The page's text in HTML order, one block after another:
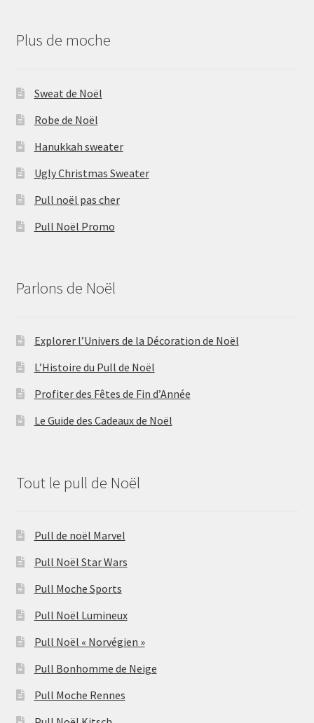
Plus de moche
Sweat de Noël
Robe de Noël
Hanukkah sweater
Ugly Christmas Sweater
Pull noël pas cher
Pull Noël Promo
Parlons de Noël
Explorer l’Univers de la Décoration de Noël
L’Histoire du Pull de Noël
Profiter des Fêtes de Fin d’Année
Le Guide des Cadeaux de Noël
Tout le pull de Noël
Pull de noël Marvel
Pull Noël Star Wars
Pull Moche Sports
Pull Noël Lumineux
Pull Noël « Norvégien »
Pull Bonhomme de Neige
Pull Moche Rennes